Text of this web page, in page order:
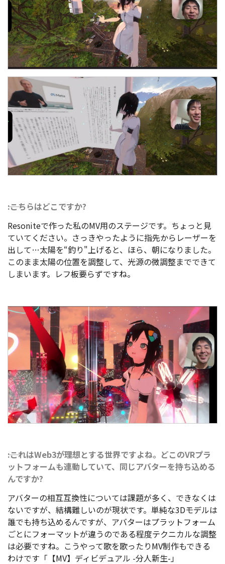
――:こちらはどこですか?
Resoniteで作った私のMV用のステージです。ちょっと見
ていてください。さっきやったように指先からレーザーを
出して…太陽を“釣り"上げると、ほら、朝になりました。
このまま太陽の位置を調整して、光源の微調整までできて
しまいます。レフ板要らずですね。
――:これはWeb3が理想とする世界ですよね。どこのVRプラ
ットフォームも連動していて、同じアバターを持ち込める
んですか?
アバターの相互互換性については課題が多く、できなくは
ないですが、結構難しいのが現状です。単純な3Dモデルは
誰でも持ち込めるんですが、アバターはプラットフォーム
ごとにフォーマットが違うのである程度テクニカルな調整
は必要ですね。こうやって歌を歌ったりMV制作もできる
わけです「【MV】ディビデュアル -分人新生-」